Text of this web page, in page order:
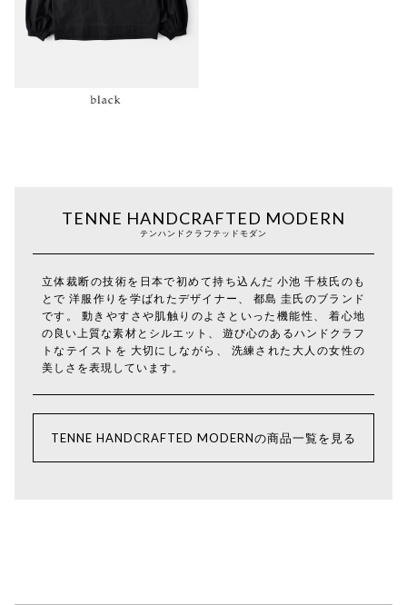
TENNE HANDCRAFTED MODERN
テンハンドクラフテッドモダン
立体裁断の技術を日本で初めて持ち込んだ 小池 千枝氏のも
とで 洋服作りを学ばれたデザイナー、 都島 圭氏のブランド
です。 動きやすさや肌触りのよさといった機能性、 着心地
の良い上質な素材とシルエット、 遊び心のあるハンドクラフ
トなテイストを 大切にしながら、 洗練された大人の女性の
美しさを表現しています。
TENNE HANDCRAFTED MODERNの商品一覧を見る